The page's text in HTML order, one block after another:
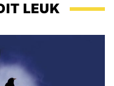
LEUK